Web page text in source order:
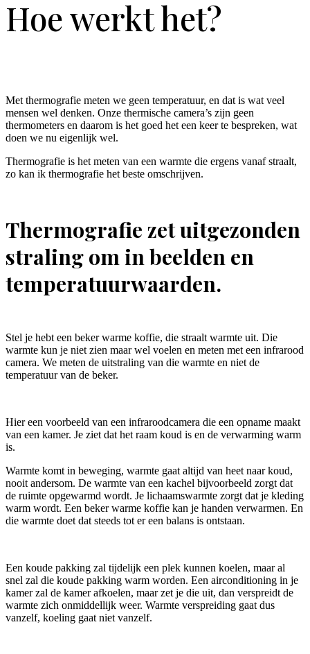
Hoe werkt het?
Met thermografie meten we geen temperatuur, en dat is wat veel
mensen wel denken. Onze thermische camera’s zijn geen
thermometers en daarom is het goed het een keer te bespreken, wat
doen we nu eigenlijk wel.
Thermografie is het meten van een warmte die ergens vanaf straalt,
zo kan ik thermografie het beste omschrijven.
Thermografie zet uitgezonden
straling om in beelden en
temperatuurwaarden.
Stel je hebt een beker warme koffie, die straalt warmte uit. Die
warmte kun je niet zien maar wel voelen en meten met een infrarood
camera. We meten de uitstraling van die warmte en niet de
temperatuur van de beker.
Hier een voorbeeld van een infraroodcamera die een opname maakt
van een kamer. Je ziet dat het raam koud is en de verwarming warm
is.
Warmte komt in beweging, warmte gaat altijd van heet naar koud,
nooit andersom. De warmte van een kachel bijvoorbeeld zorgt dat
de ruimte opgewarmd wordt. Je lichaamswarmte zorgt dat je kleding
warm wordt. Een beker warme koffie kan je handen verwarmen. En
die warmte doet dat steeds tot er een balans is ontstaan.
Een koude pakking zal tijdelijk een plek kunnen koelen, maar al
snel zal die koude pakking warm worden. Een airconditioning in je
kamer zal de kamer afkoelen, maar zet je die uit, dan verspreidt de
warmte zich onmiddellijk weer. Warmte verspreiding gaat dus
vanzelf, koeling gaat niet vanzelf.